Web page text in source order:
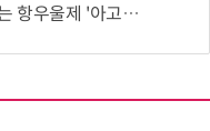
'아고멜라틴' 개발 추진